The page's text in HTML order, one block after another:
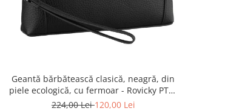
Geantă bărbătească clasică, neagră, din
piele ecologică, cu fermoar - Rovicky PTR-
R-SDR-01-1631 BLACK
224,00 Lei120,00 Lei